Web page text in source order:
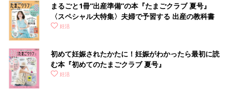
まるごと1冊“出産準備”の本『たまごクラブ 夏号』
〈スペシャル大特集〉夫婦で予習する 出産の教科書
妊活
初めて妊娠されたかたに！妊娠がわかったら最初に読
む本『初めてのたまごクラブ 夏号』
妊活